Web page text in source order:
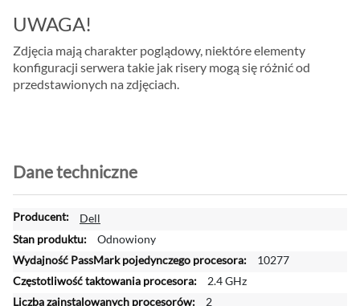
UWAGA!
Zdjęcia mają charakter poglądowy, niektóre elementy
konfiguracji serwera takie jak risery mogą się różnić od
przedstawionych na zdjęciach.
Dane techniczne
W
i
c
e
j
Dell
Odnowiony
10277
2.4 GHz
2